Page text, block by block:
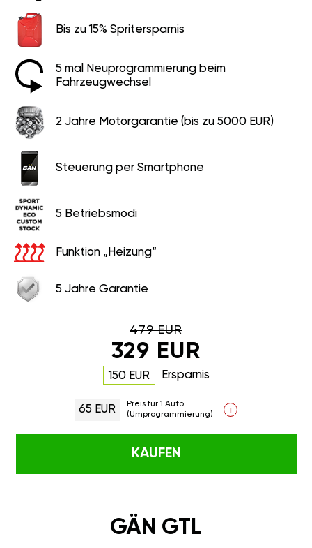
Bis zu 15% Spritersparnis
5 mal Neuprogrammierung beim
Fahrzeugwechsel
2 Jahre Motorgarantie (bis zu 5000 EUR)
Steuerung per Smartphone
5 Betriebsmodi
Funktion „Heizung“
5 Jahre Garantie
479 EUR
329 EUR
150 EUR Ersparnis
65 EUR
Preis für 1 Auto
(Umprogrammierung)
i
KAUFEN
GÄN GTL